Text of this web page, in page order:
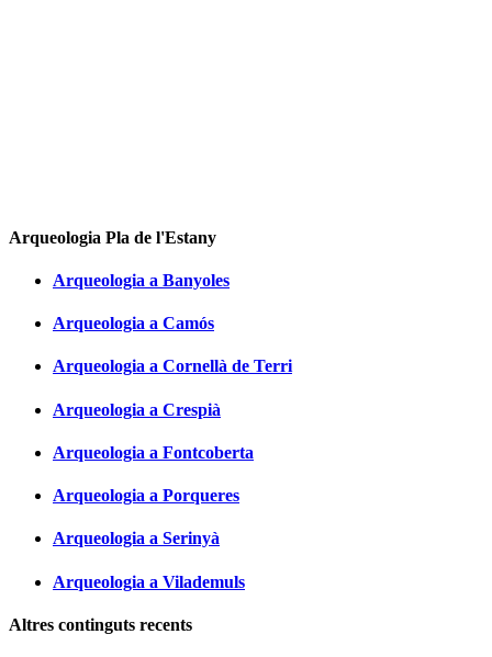
Arqueologia Pla de l'Estany
Arqueologia a Banyoles
Arqueologia a Camós
Arqueologia a Cornellà de Terri
Arqueologia a Crespià
Arqueologia a Fontcoberta
Arqueologia a Porqueres
Arqueologia a Serinyà
Arqueologia a Vilademuls
Altres continguts recents